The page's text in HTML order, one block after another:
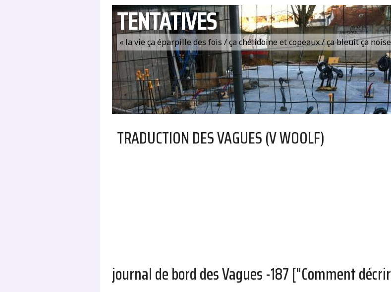
TENTATIVES
« la vie ça éparpille des fois / ça chélidoine et copeaux / ça bleuit ça
TRADUCTION DES VAGUES (V WOOLF)
journal de bord des Vagues -187 ["Comment